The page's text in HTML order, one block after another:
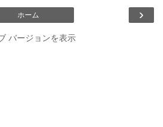
›
ホーム
バージョンを表示